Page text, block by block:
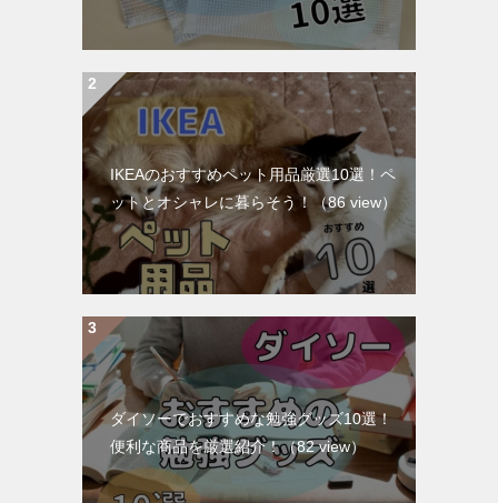
IKEAのおすすめペット用品厳選10選！ペ
ットとオシャレに暮らそう！ （86 view）
ダイソーでおすすめな勉強グッズ10選！
便利な商品を厳選紹介！（82 view）